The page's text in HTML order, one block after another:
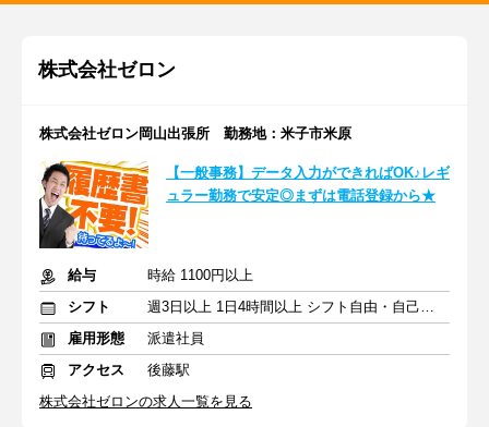
株式会社ゼロン
株式会社ゼロン岡山出張所 勤務地：米子市米原
【一般事務】データ入力ができればOK♪レギ
ュラー勤務で安定◎まずは電話登録から★
給与
時給 1100円以上
シフト
週3日以上 1日4時間以上 シフト自由・自己申告
雇用形態
派遣社員
アクセス
後藤駅
株式会社ゼロンの求人一覧を見る